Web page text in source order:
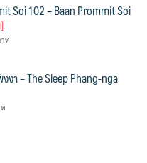
Soi 102 – Baan Prommit Soi
ท
งา – The Sleep Phang-nga